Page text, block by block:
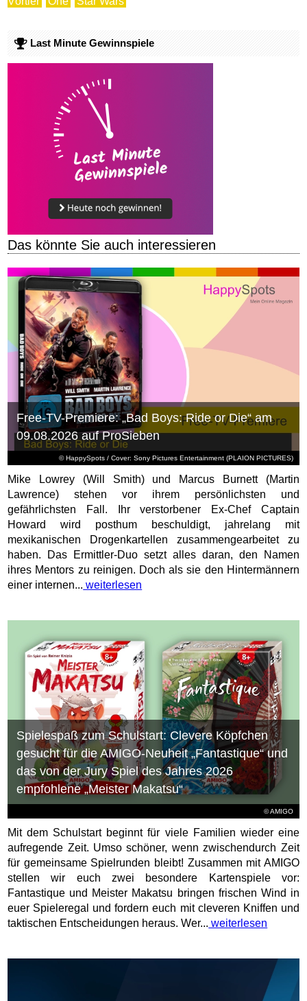
Last Minute Gewinnspiele
Das könnte Sie auch interessieren
© HappySpots / Cover: Sony Pictures Entertainment (PLAION PICTURES)
Free-TV-Premiere: „Bad Boys: Ride or Die“ am
09.08.2026 auf ProSieben
Mike Lowrey (Will Smith) und Marcus Burnett (Martin
Lawrence) stehen vor ihrem persönlichsten und
gefährlichsten Fall. Ihr verstorbener Ex-Chef Captain
Howard wird posthum beschuldigt, jahrelang mit
mexikanischen Drogenkartellen zusammengearbeitet zu
haben. Das Ermittler-Duo setzt alles daran, den Namen
ihres Mentors zu reinigen. Doch als sie den Hintermännern
einer internen... weiterlesen
© AMIGO
Spielespaß zum Schulstart: Clevere Köpfchen
gesucht für die AMIGO-Neuheit „Fantastique“ und
das von der Jury Spiel des Jahres 2026
empfohlene „Meister Makatsu“
Mit dem Schulstart beginnt für viele Familien wieder eine
aufregende Zeit. Umso schöner, wenn zwischendurch Zeit
für gemeinsame Spielrunden bleibt! Zusammen mit AMIGO
stellen wir euch zwei besondere Kartenspiele vor:
Fantastique und Meister Makatsu bringen frischen Wind in
euer Spieleregal und fordern euch mit cleveren Kniffen und
taktischen Entscheidungen heraus. Wer... weiterlesen